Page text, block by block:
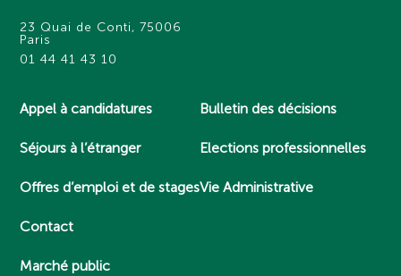
23 Quai de Conti, 75006
Paris
01 44 41 43 10
Appel à candidatures
Séjours à l’étranger
Offres d’emploi et de stages
Contact
Marché public
Bulletin des décisions
Elections professionnelles
Vie Administrative